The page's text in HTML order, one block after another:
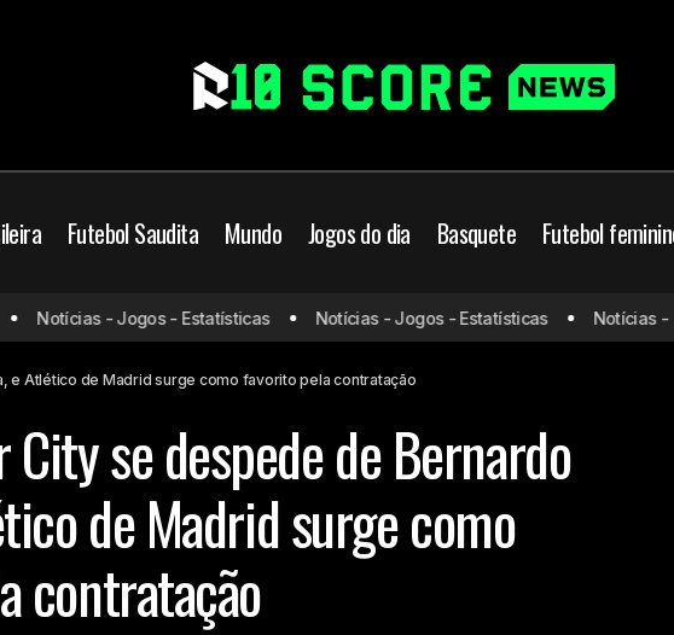
Futebol Saudita Mundo Jogos do dia Basquete Futebol
de Madrid Futebol
Futebol Europeu
City
Mercado da bola
Manchester City se despede de
Atlético de Madrid surge como
contratação
Notícias - Jogos - Estatísticas Notícias - Jogos - Estatísticas Notícias -
e Atlético de Madrid surge como favorito pela contratação
se despede de Bernardo
de Madrid surge como
contratação